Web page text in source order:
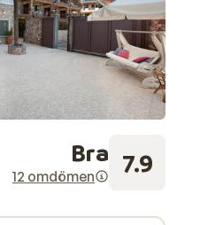
Bra
12 omdömen 7.9